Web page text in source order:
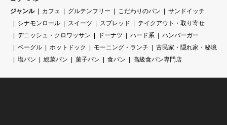
ジャンル
カフェ グルテンフリー こだわりのパン
サンドイッチ
シナモンロール
スイーツ スプレッド
テイクアウト・取り寄せ
デニッシュ・クロワッサン
ドーナツ ハード系
ハンバーガー
ベーグル
ホットドック モーニング・ランチ
古民家・隠れ家・秘境
塩パン
総菜パン 菓子パン 食パン 高級食パン専門店